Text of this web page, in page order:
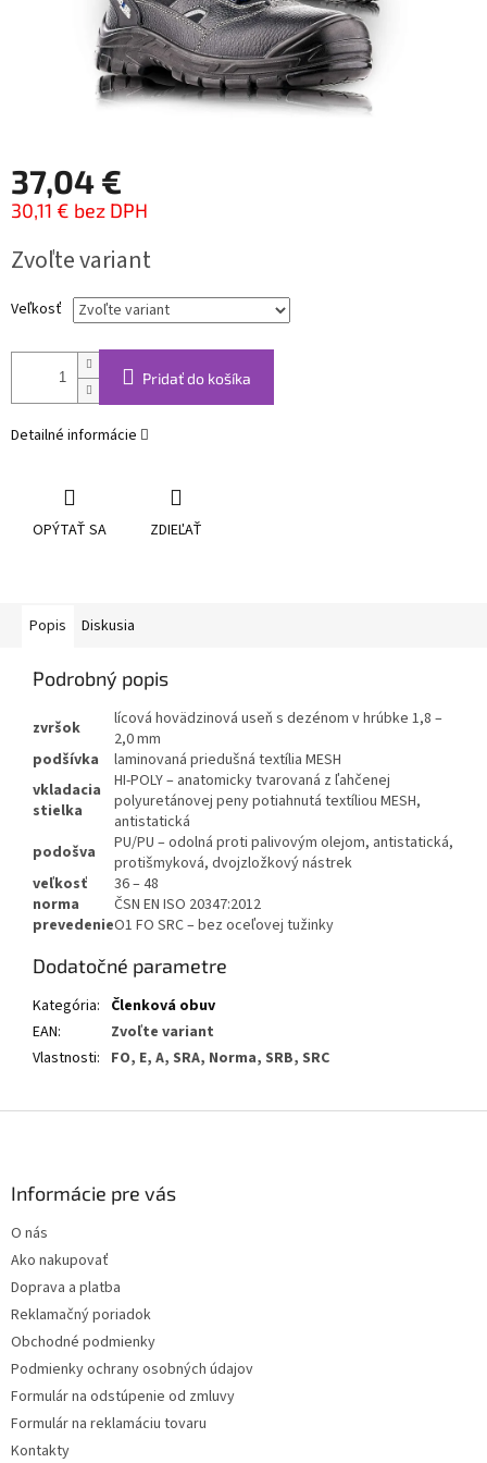
37,04 €
30,11 € bez DPH
cena:
Zvoľte variant
Veľkosť
Pridať do košíka
Detailné informácie
OPÝTAŤ SA ZDIEĽAŤ
Popis Diskusia
Podrobný popis
zvršok
lícová hovädzinová useň s dezénom v hrúbke 1,8 –
2,0 mm
podšívka
laminovaná priedušná textília MESH
vkladacia
stielka
HI-POLY – anatomicky tvarovaná z ľahčenej
polyuretánovej peny potiahnutá textíliou MESH,
antistatická
podošva
PU/PU – odolná proti palivovým olejom, antistatická,
protišmyková, dvojzložkový nástrek
veľkosť
36 – 48
norma
ČSN EN ISO 20347:2012
prevedenieO1 FO SRC – bez oceľovej tužinky
Dodatočné parametre
Kategória: Členková obuv
EAN:
Zvoľte variant
Vlastnosti: FO, E, A, SRA, Norma, SRB, SRC
Informácie pre vás
O nás
Ako nakupovať
Doprava a platba
Reklamačný poriadok
Obchodné podmienky
Podmienky ochrany osobných údajov
Formulár na odstúpenie od zmluvy
Formulár na reklamáciu tovaru
Kontakty